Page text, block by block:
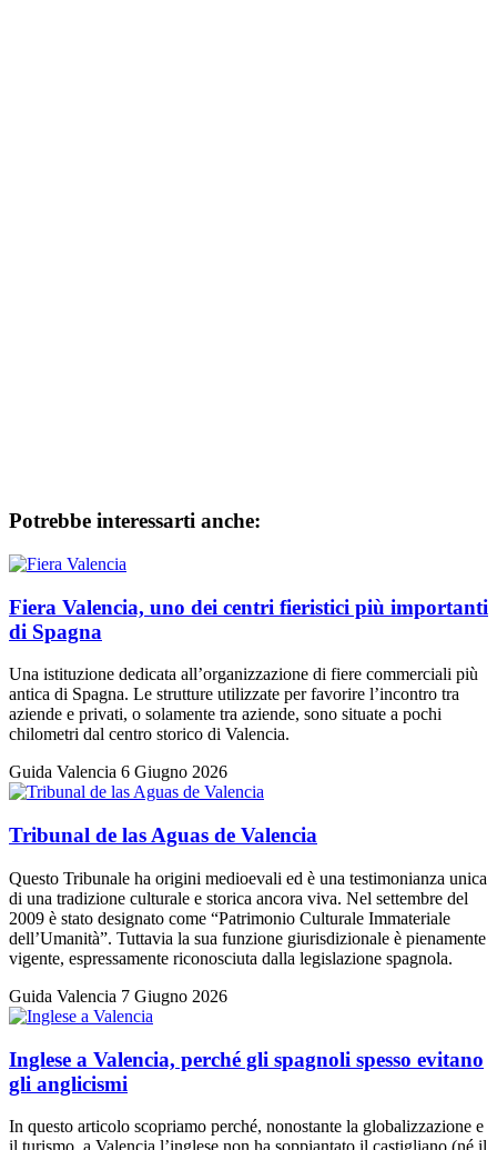
Potrebbe interessarti anche:
Fiera Valencia, uno dei centri fieristici più importanti
di Spagna
Una istituzione dedicata all’organizzazione di fiere commerciali più
antica di Spagna. Le strutture utilizzate per favorire l’incontro tra
aziende e privati, o solamente tra aziende, sono situate a pochi
chilometri dal centro storico di Valencia.
Guida Valencia 6 Giugno 2026
Tribunal de las Aguas de Valencia
Questo Tribunale ha origini medioevali ed è una testimonianza unica
di una tradizione culturale e storica ancora viva. Nel settembre del
2009 è stato designato come “Patrimonio Culturale Immateriale
dell’Umanità”. Tuttavia la sua funzione giurisdizionale è pienamente
vigente, espressamente riconosciuta dalla legislazione spagnola.
Guida Valencia 7 Giugno 2026
Inglese a Valencia, perché gli spagnoli spesso evitano
gli anglicismi
In questo articolo scopriamo perché, nonostante la globalizzazione e